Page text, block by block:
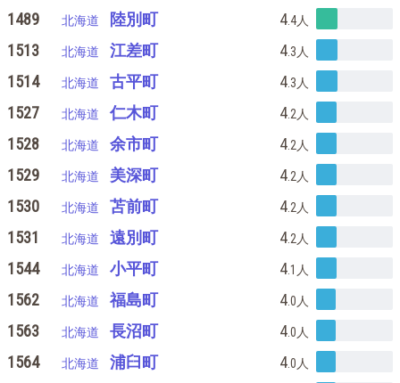
1489 北海道 陸別町 4.4人
1513 北海道 江差町 4.3 人
1514 北海道 古平町 4.3 人
1527 北海道 仁木町 4 .2 人
1528 北海道 余市町 4 .2 人
1529 北海道 美深町 4 .2 人
1530 北海道 苫前町 4 .2 人
1531 北海道 遠別町 4 .2 人
1544 北海道 小平町 4.1 人
1562 北海道 福島町 4.0 人
1563 北海道 長沼町 4.0 人
1564 北海道 浦臼町 4.0 人